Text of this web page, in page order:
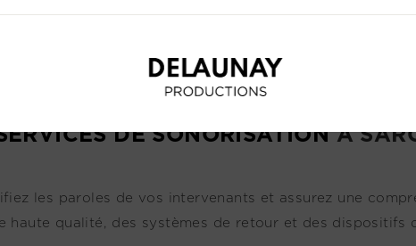
DE SONORISATIONÀ
les paroles de vos intervenants et assurez une
qualité, des systèmes de retour et des dispositifs